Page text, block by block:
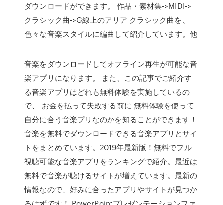
ダウンロードができます。 作品・素材集->MIDI->
クラシック曲->G線上のアリア クラシック曲を、
色々な音楽スタイルに編曲して紹介しています。他
音楽をダウンロードしてオフライン再生が可能な音
楽アプリになります。 また、この記事でご紹介す
る音楽アプリはどれも無料体験を実施しているの
で、 お金を払って失敗する前に 無料体験を使って
自分に合う音楽プリなのかを知ることができます！
音楽を無料でダウンロードできる音楽アプリとサイ
トをまとめています。2019年最新版！無料でフル
視聴可能な音楽アプリをランキングで紹介。最近は
無料で音楽が聴けるサイトが増えています。最新の
情報なので、好みに合ったアプリやサイトが見つか
るはずです！ PowerPointプレゼンテーションファ